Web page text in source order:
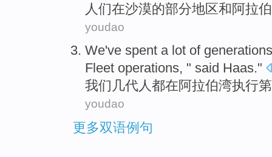
人 们在沙漠的部分地区和阿拉
youdao
We've spent a lot of generations
Fleet operations, " said Haas."
我们 几代人都在阿拉伯湾执行
youdao
更多双语例句